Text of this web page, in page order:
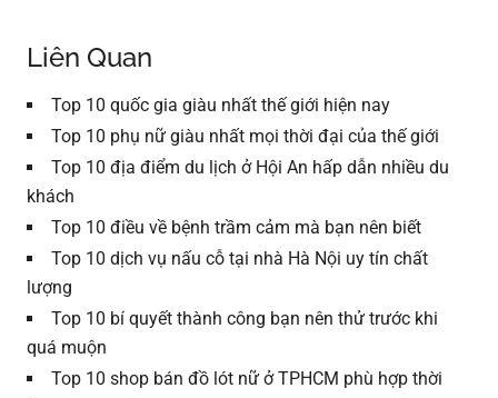
Liên Quan
Top 10 quốc gia giàu nhất thế giới hiện nay
Top 10 phụ nữ giàu nhất mọi thời đại của thế giới
Top 10 địa điểm du lịch ở Hội An hấp dẫn nhiều du
khách
Top 10 điều về bệnh trầm cảm mà bạn nên biết
Top 10 dịch vụ nấu cỗ tại nhà Hà Nội uy tín chất
lượng
Top 10 bí quyết thành công bạn nên thử trước khi
quá muộn
Top 10 shop bán đồ lót nữ ở TPHCM phù hợp thời